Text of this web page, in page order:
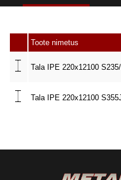
Toote nimetus
Tala IPE 220x12100
Tala IPE 220x12100